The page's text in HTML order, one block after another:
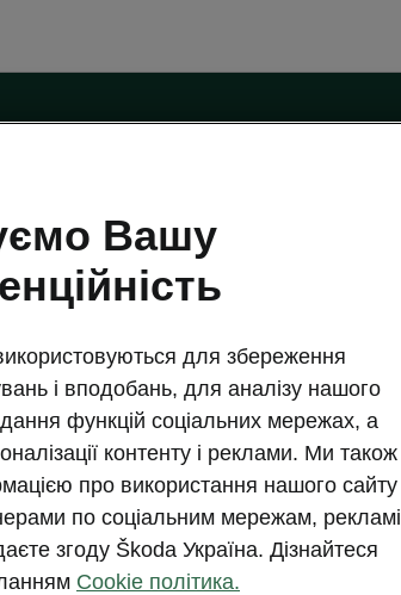
Записатись на сервіс
Прес-центр
Контакти прес-центру
Обережно шахраї
Нагороди
Журнал Škoda Style
Вашу
для збереження
і вподобань, для аналізу нашого
функцій соціальних мережах, а
контенту і реклами. Ми також
про використання нашого сайту
по соціальним мережам, рекламі
згоду Škoda Україна. Дізнайтеся
Cookie політика.